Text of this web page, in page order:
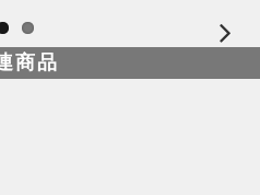
商品